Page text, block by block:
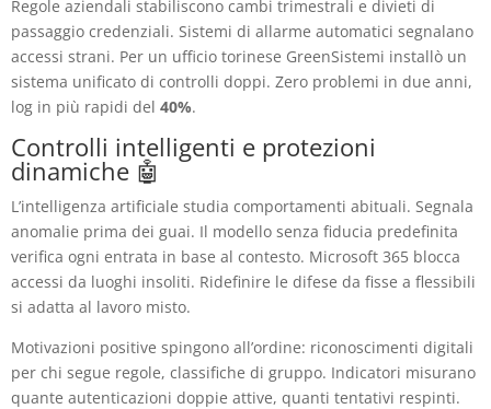
Regole aziendali stabiliscono cambi trimestrali e divieti di
passaggio credenziali. Sistemi di allarme automatici segnalano
accessi strani. Per un ufficio torinese GreenSistemi installò un
sistema unificato di controlli doppi. Zero problemi in due anni,
log in più rapidi del 40%.
Controlli intelligenti e protezioni
dinamiche 🤖
L’intelligenza artificiale studia comportamenti abituali. Segnala
anomalie prima dei guai. Il modello senza fiducia predefinita
verifica ogni entrata in base al contesto. Microsoft 365 blocca
accessi da luoghi insoliti. Ridefinire le difese da fisse a flessibili
si adatta al lavoro misto.
Motivazioni positive spingono all’ordine: riconoscimenti digitali
per chi segue regole, classifiche di gruppo. Indicatori misurano
quante autenticazioni doppie attive, quanti tentativi respinti.